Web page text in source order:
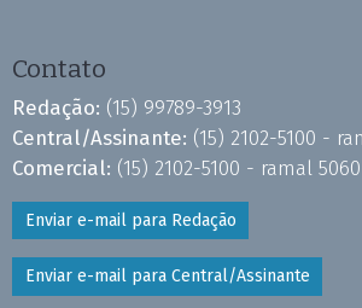
Contato
Redação: (15) 99789-3913
Central/Assinante: (15) 2102-5100 -
Comercial: (15) 2102-5100 - ramal 5060
Enviar e-mail para Redação
Enviar e-mail para Central/Assinante